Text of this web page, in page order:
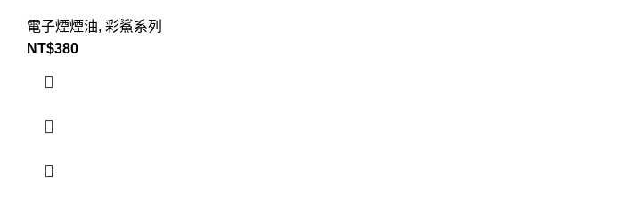
電子煙煙油, 彩鯊系列
NT$380